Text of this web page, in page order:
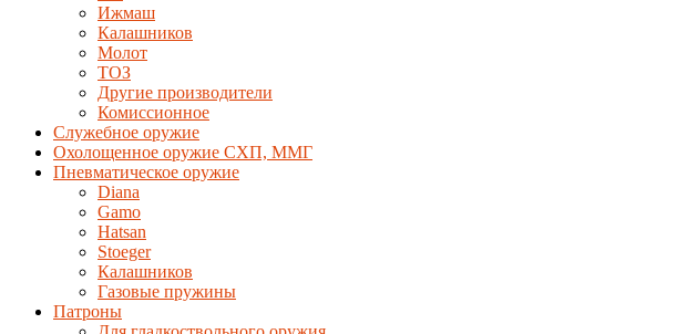
Ижмаш
Калашников
Молот
ТОЗ
Другие производители
Комиссионное
Служебное оружие
Охолощенное оружие СХП, ММГ
Пневматическое оружие
Diana
Gamo
Hatsan
Stoeger
Калашников
Газовые пружины
Патроны